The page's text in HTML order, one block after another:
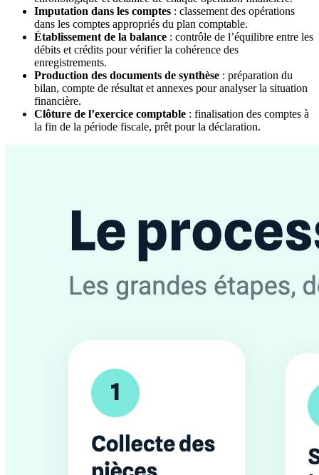
Imputation dans les comptes : classement des opérations
dans les comptes appropriés du plan comptable.
Établissement de la balance : contrôle de l’équilibre entre les
débits et crédits pour vérifier la cohérence des
enregistrements.
Production des documents de synthèse : préparation du
bilan, compte de résultat et annexes pour analyser la situation
financière.
Clôture de l’exercice comptable : finalisation des comptes à
la fin de la période fiscale, prêt pour la déclaration.